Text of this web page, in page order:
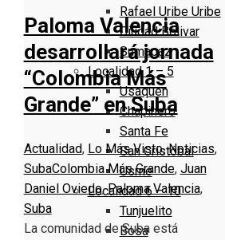
Rafael Uribe Uribe
Ciudad Bolivar
Sumapaz
Localidad 1 – 5
Usaquen
Chapinero
Santa Fe
San Cristóbal
Usme
Localidad 6 – 10
Tunjuelito
Bosa
Paloma Valencia
desarrollará jornada
“Colombia Más
Grande” en Suba
Actualidad, Lo Más Visto,Noticias,
SubaColombia Más Grande, Juan
Daniel Oviedo,Paloma Valencia,
Suba
La comunidad de Suba está